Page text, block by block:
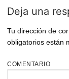
Deja una
Tu dirección de
obligatorios están
COMENTARIO